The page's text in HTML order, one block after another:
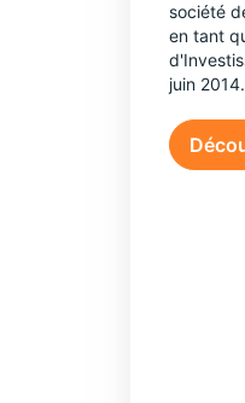
société
en tant
juin 2014.